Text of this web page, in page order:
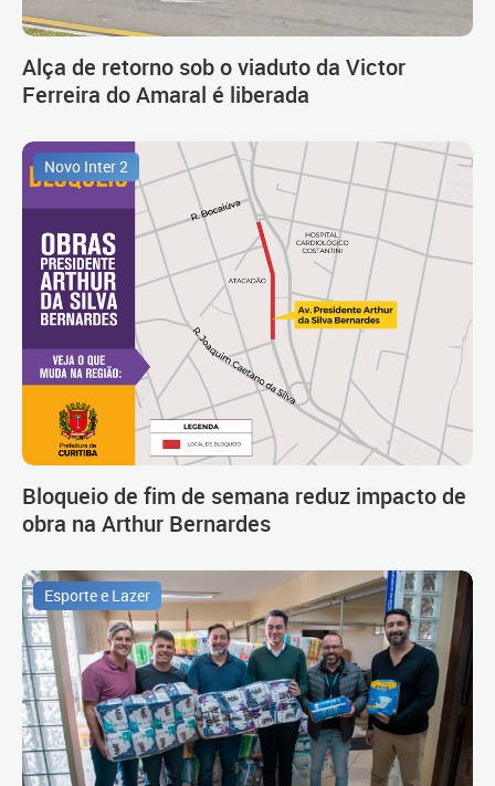
Alça de retorno sob o viaduto da Victor
Ferreira do Amaral é liberada
Novo Inter 2
Bloqueio de fim de semana reduz impacto de
obra na Arthur Bernardes
Esporte e Lazer